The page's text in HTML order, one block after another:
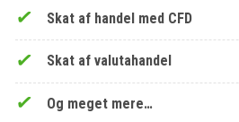
Skat af handel med CFD
Skat af valutahandel
Og meget mere…